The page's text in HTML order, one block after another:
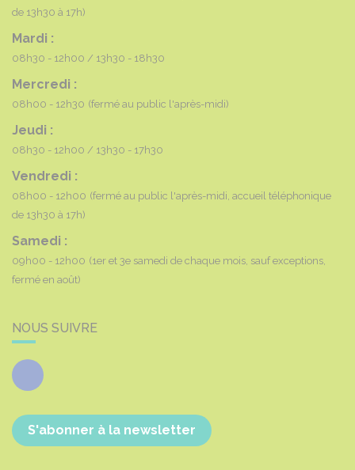
de 13h30 à 17h)
Mardi :
08h30 - 12h00 13h30 - 18h30
Mercredi :
08h00 - 12h30 (fermé au public l'après-midi)
Jeudi :
08h30 - 12h00 13h30 - 17h30
Vendredi :
08h00 - 12h00 (fermé au public l'après-midi, accueil téléphonique
de 13h30 à 17h)
Samedi :
09h00 - 12h00 (1er et 3e samedi de chaque mois, sauf exceptions,
fermé en août)
NOUS SUIVRE
Facebook
S'abonner à la newsletter